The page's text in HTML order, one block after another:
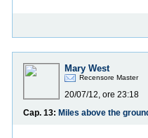
Mary West
Recensore Master
20/07/12, ore 23:18
Cap. 13: